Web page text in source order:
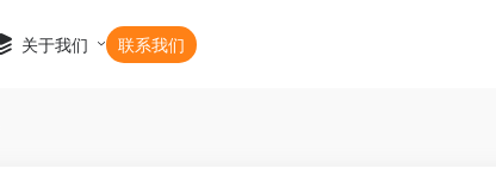
关于我们 联系我们